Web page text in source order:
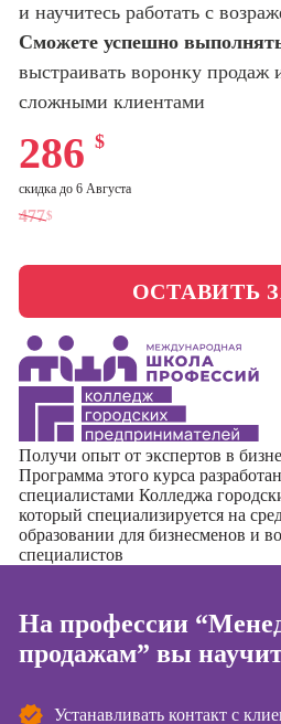
Школа психологии
Школа актерского
мастерства
Школа бизнеса и
управления
Школа рисования
Онлайн-обучение
и научитесь работать с
Сможете успешно
выстраивать воронку продаж
сложными клиентами
477$
286 $
скидка до 6 Августа
ОСТАВИТЬ
Получи опыт от экспертов в
Программа этого курса
специалистами Колледжа
который специализируется на
образовании для бизнесменов и
специалистов
На профессии
продажам” вы
Устанавливать контакт с